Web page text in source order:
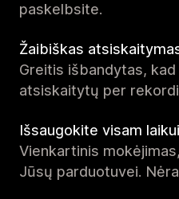
paskelbsite.
Žaibiškas
Greitis išbandytas,
atsiskaitytų per
Išsaugokite visam laikui
Vienkartinis
Jūsų parduotuvei.